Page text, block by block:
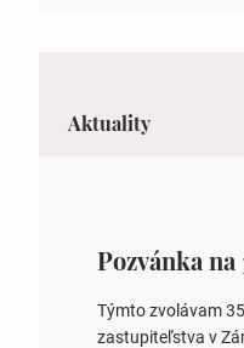
Aktuality
Týmto zvolávam
zastupiteľstva v